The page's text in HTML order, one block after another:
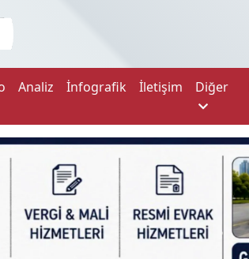
Analiz İnfografik İletişim Diğer